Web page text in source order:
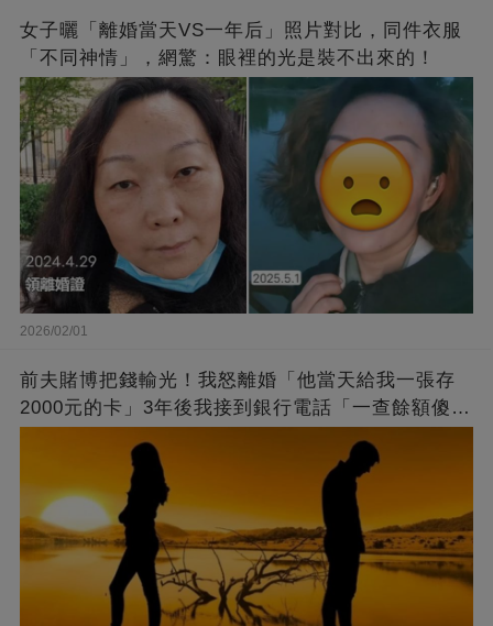
女子曬「離婚當天VS一年后」照片對比，同件衣服
「不同神情」，網驚：眼裡的光是裝不出來的！
2026/02/01
前夫賭博把錢輸光！我怒離婚「他當天給我一張存
2000元的卡」3年後我接到銀行電話「一查餘額傻